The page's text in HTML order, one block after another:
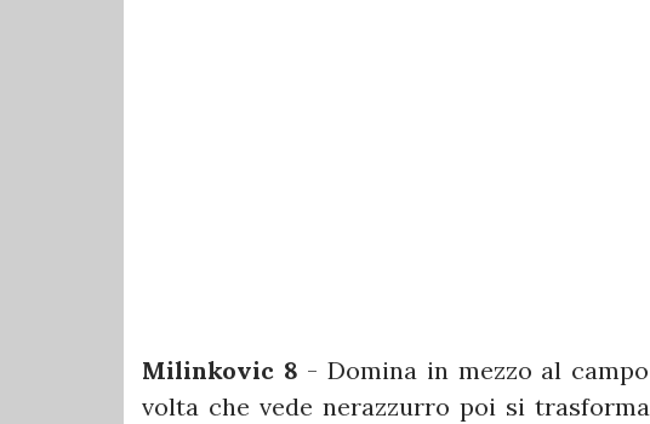
Milinkovic 8 - Domina in mezzo al
volta che vede nerazzurro poi si